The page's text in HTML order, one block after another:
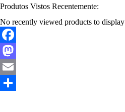
era:
é:
Produtos Vistos Recentemente:
No recently viewed products to display
Facebook
Mastodon
Email